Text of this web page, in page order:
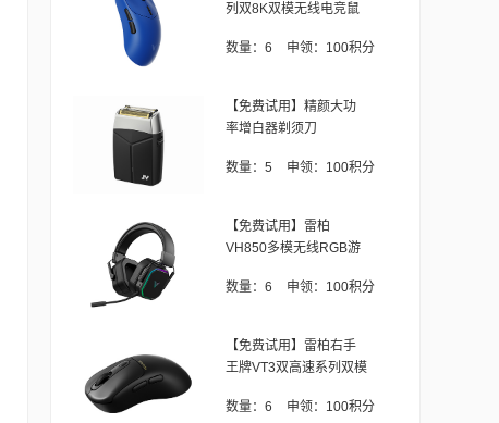
列双8K双模无线电竞鼠
数量： 6 申领： 100积分
【免费试用】精颜大功
率增白器剃须刀
数量： 5 申领： 100积分
【免费试用】雷柏
VH850多模无线RGB游
数量： 6 申领： 100积分
【免费试用】雷柏右手
王牌VT3双高速系列双模
数量： 6 申领： 100积分